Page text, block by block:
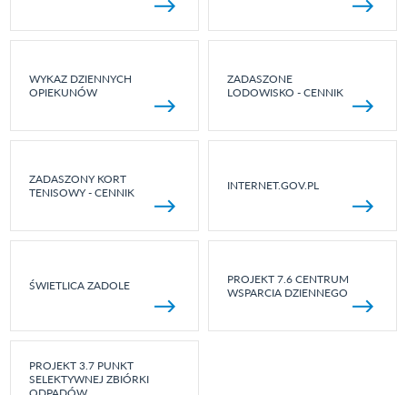
WYKAZ DZIENNYCH
OPIEKUNÓW
ZADASZONE
LODOWISKO - CENNIK
ZADASZONY KORT
TENISOWY - CENNIK
INTERNET.GOV.PL
ŚWIETLICA ZADOLE
PROJEKT 7.6 CENTRUM
WSPARCIA DZIENNEGO
PROJEKT 3.7 PUNKT
SELEKTYWNEJ ZBIÓRKI